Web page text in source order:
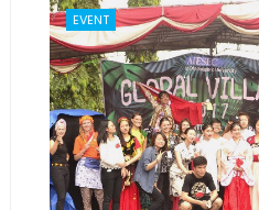
EVENT